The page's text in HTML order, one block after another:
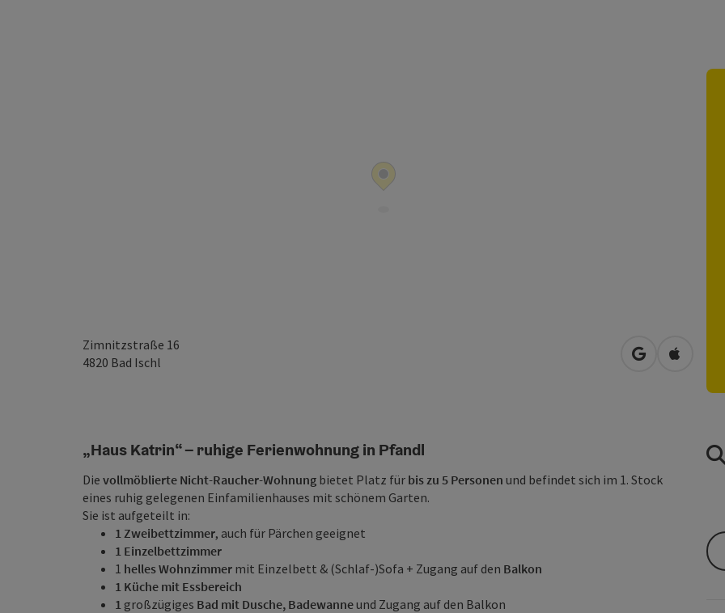
Zimnitzstraße 16
4820 Bad Ischl in Google
in
„Haus Katrin“ – ruhige Ferienwohnung in Pfandl
Die vollmöblierte Nicht-Raucher-Wohnung bietet Platz für bis zu 5 Personen und befindet sich im 1. Stock
eines ruhig gelegenen Einfamilienhauses mit schönem Garten.
Sie ist aufgeteilt in:
1 Zweibettzimmer, auch für Pärchen geeignet
1 Einzelbettzimmer
1 helles Wohnzimmer mit Einzelbett & (Schlaf-)Sofa + Zugang auf den Balkon
1 Küche mit Essbereich
1 großzügiges Bad mit Dusche, Badewanneund Zugang auf den Balkon